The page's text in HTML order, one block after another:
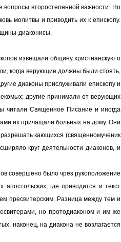
вопросы второстепенной важности. Но
молитвы и приводить их к епископу.
диаконисы.
извещали общину христианскую о
когда верующие должны были стоять,
диаконы прислуживали епископу и
другие принимали от верующих
читали Священное Писание и иногда
их причащали больных на дому. Они
кающихся (священномученик
круг деятельности диаконов, и
совершено было чрез рукоположение
где приводится и текст
пресвитерским. Разница между тем и
но протодиаконом и им же
наконец, на диакона не возлагается